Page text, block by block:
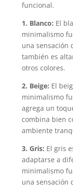
funcional.
1. Blanco: El
minimalismo
una sensación
también es
otros colores.
2. Beige: El
minimalismo
agrega un
combina bien
ambiente
3. Gris: El gris
adaptarse a
minimalismo
una sensación